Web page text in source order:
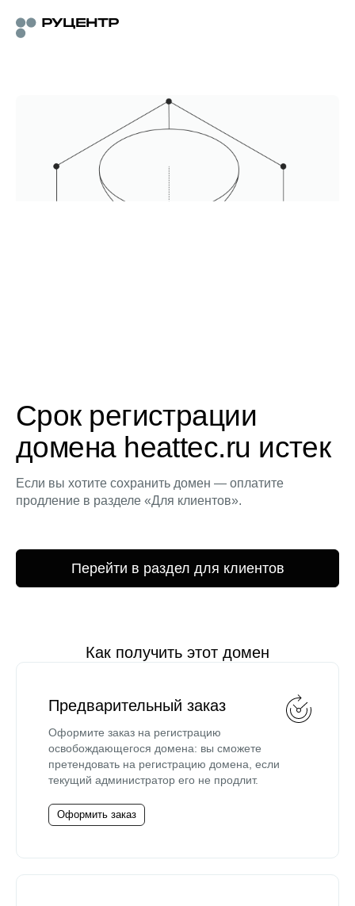
Срок регистрации
домена heattec.ru истек
Если вы хотите сохранить домен — оплатите
продление в разделе «Для клиентов».
Перейти в раздел для клиентов
Как получить этот домен
Предварительный заказ
Оформите заказ на регистрацию
освобождающегося домена: вы сможете
претендовать на регистрацию домена, если
текущий администратор его не продлит.
Оформить заказ